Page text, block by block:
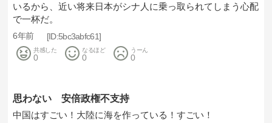
いるから、近い将来日本がシナ人に乗っ取られてしまう心配
で一杯だ。
6年前 5bc3abfc61
共感した
0
なるほど
0
うーん
0
思わない 安倍政権不支持
中国はすごい！大陸に海を作っている！すごい！